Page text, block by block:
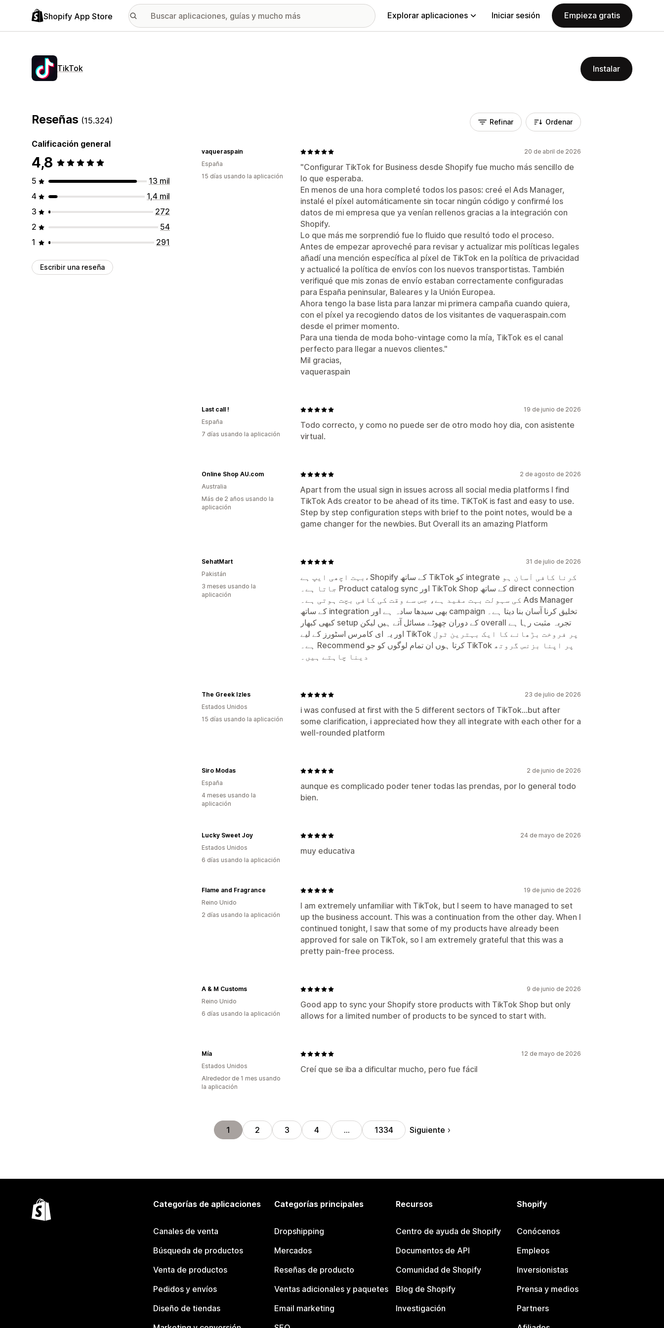
Shopify App Store Explorar aplicaciones Iniciar sesión Empieza gratis
TikTok Instalar
Reseñas (15.324)
Calificación general
4,8
5
13 mil
4
1,4 mil
3
272
2
54
1
291
Escribir una reseña
Refinar Ordenar
20 de abril de 2026
"Configurar TikTok for Business desde Shopify fue mucho más sencillo de
lo que esperaba.
En menos de una hora completé todos los pasos: creé el Ads Manager,
instalé el píxel automáticamente sin tocar ningún código y confirmé los
datos de mi empresa que ya venían rellenos gracias a la integración con
Shopify.
Lo que más me sorprendió fue lo fluido que resultó todo el proceso.
Antes de empezar aproveché para revisar y actualizar mis políticas legales
añadí una mención específica al píxel de TikTok en la política de privacidad
y actualicé la política de envíos con los nuevos transportistas. También
verifiqué que mis zonas de envío estaban correctamente configuradas
para España peninsular, Baleares y la Unión Europea.
Ahora tengo la base lista para lanzar mi primera campaña cuando quiera,
con el píxel ya recogiendo datos de los visitantes de vaqueraspain.com
desde el primer momento.
Para una tienda de moda boho-vintage como la mía, TikTok es el canal
perfecto para llegar a nuevos clientes."
Mil gracias,
vaqueraspain
vaqueraspain
España
15 días usando la aplicación
19 de junio de 2026
Todo correcto, y como no puede ser de otro modo hoy dia, con asistente
virtual.
Last call !
España
7 días usando la aplicación
2 de agosto de 2026
Apart from the usual sign in issues across all social media platforms I find
TikTok Ads creator to be ahead of its time. TiKToK is fast and easy to use.
Step by step configuration steps with brief to the point notes, would be a
game changer for the newbies. But Overall its an amazing Platform
Online Shop AU.com
Australia
Más de 2 años usando la
aplicación
31 de julio de 2026
بہت اچھی ایپ ہے، Shopify کے ساتھ TikTok کو integrate کرنا کافی آسان ہو
جاتا ہے۔ Product catalog sync اور TikTok Shop کے ساتھ direct connection
کی سہولت بہت مفید ہے، جس سے وقت کی کافی بچت ہوتی ہے۔ Ads Manager
کے ساتھ integration بھی سیدھا سادہ ہے اور campaign تخلیق کرنا آسان بنا دیتا ہے۔
کبھی کبھار setup کے دوران چھوٹے مسائل آتے ہیں لیکن overall تجربہ مثبت رہا ہے
اور یہ ای کامرس اسٹورز کے لیے TikTok پر فروخت بڑھانے کا ایک بہترین ٹول
ہے۔ Recommend کرتا ہوں ان تمام لوگوں کو جو TikTok پر اپنا بزنس گروتھ
دینا چاہتے ہیں۔
SehatMart
Pakistán
3 meses usando la
aplicación
23 de julio de 2026
i was confused at first with the 5 different sectors of TikTok...but after
some clarification, i appreciated how they all integrate with each other for a
well-rounded platform
The Greek Izles
Estados Unidos
15 días usando la aplicación
2 de junio de 2026
aunque es complicado poder tener todas las prendas, por lo general todo
bien.
Siro Modas
España
4 meses usando la
aplicación
24 de mayo de 2026
muy educativa
Lucky Sweet Joy
Estados Unidos
6 días usando la aplicación
19 de junio de 2026
I am extremely unfamiliar with TikTok, but I seem to have managed to set
up the business account. This was a continuation from the other day. When I
continued tonight, I saw that some of my products have already been
approved for sale on TikTok, so I am extremely grateful that this was a
pretty pain-free process.
Flame and Fragrance
Reino Unido
2 días usando la aplicación
9 de junio de 2026
Good app to sync your Shopify store products with TikTok Shop but only
allows for a limited number of products to be synced to start with.
A & M Customs
Reino Unido
6 días usando la aplicación
12 de mayo de 2026
Creí que se iba a dificultar mucho, pero fue fácil
Mía
Estados Unidos
Alrededor de 1 mes usando
la aplicación
1 2 3 4 … 1334 Siguiente
Categorías de aplicaciones
Canales de venta
Búsqueda de productos
Venta de productos
Pedidos y envíos
Diseño de tiendas
Categorías principales
Dropshipping
Mercados
Reseñas de producto
Ventas adicionales y paquetes
Email marketing
Recursos
Centro de ayuda de Shopify
Documentos de API
Comunidad de Shopify
Blog de Shopify
Investigación
Shopify
Conócenos
Empleos
Inversionistas
Prensa y medios
Partners